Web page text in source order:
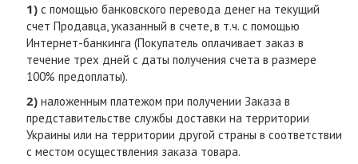
1) с помощью банковского перевода денег на текущий
счет Продавца, указанный в счете, в т.ч. с помощью
Интернет-банкинга (Покупатель оплачивает заказ в
течение трех дней с даты получения счета в размере
100% предоплаты).
2) наложенным платежом при получении Заказа в
представительстве службы доставки на территории
Украины или на территории другой страны в соответствии
с местом осуществления заказа товара.